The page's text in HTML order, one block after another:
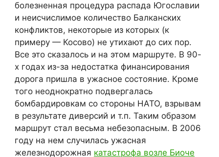
болезненная процедура распада Югославии
и неисчислимое количество Балканских
конфликтов, некоторые из которых (к
примеру — Косово) не утихают до сих пор.
Все это сказалось и на этом маршруте. В 90-
х годах из-за недостатка финансирования
дорога пришла в ужасное состояние. Кроме
того неоднократно подвергалась
бомбардировкам со стороны НАТО, взрывам
в результате диверсий и т.п. Таким образом
маршрут стал весьма небезопасным. В 2006
году на нем случилась ужасная
железнодорожная катастрофа возле Биоче